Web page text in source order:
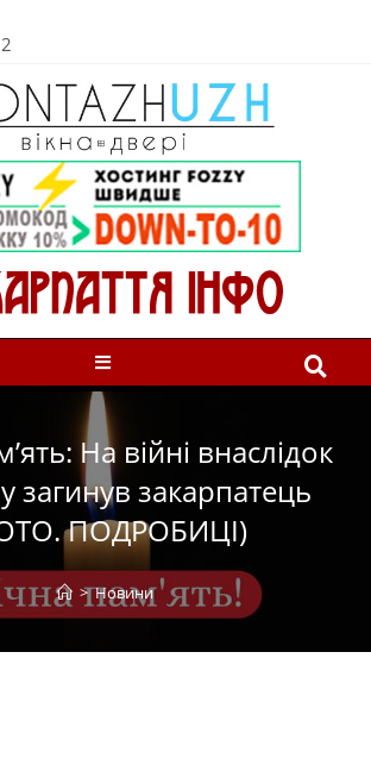
На війні внаслідок
загинув закарпатець
ПОДРОБИЦІ)
> Новини